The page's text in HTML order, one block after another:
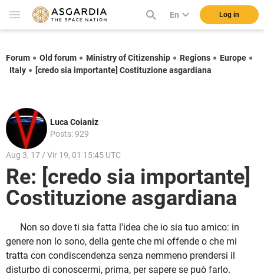
En Log in
Forum Old forum Ministry of Citizenship Regions
Europe
Italy
[credo sia importante] Costituzione asgardiana
Luca Coianiz
Posts: 929
Aug 3, 17 / Vir 19, 01 15:45 UTC
Re: [credo sia importante]
Costituzione asgardiana
Non so dove ti sia fatta l'idea che io sia tuo amico: in
genere non lo sono, della gente che mi offende o che mi
tratta con condiscendenza senza nemmeno prendersi il
disturbo di conoscermi, prima, per sapere se può farlo.